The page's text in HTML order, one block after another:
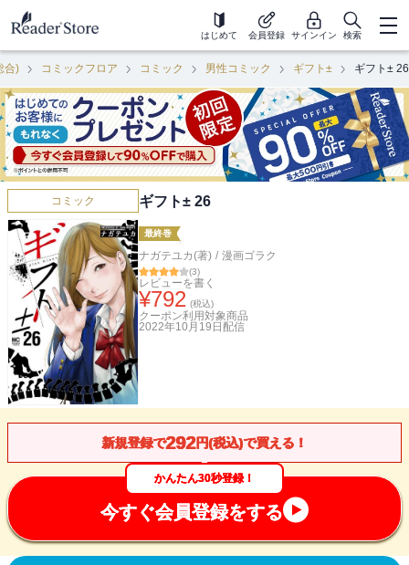
はじめて 会員登録 サインイン 検索
合) コミックフロア コミック 男性コミック ギフト± ギフト± 26
コミック ギフト± 26
最終巻
ナガテユカ(著) / 漫画ゴラク
(3)
レビューを書く
¥792 (税込)
クーポン利用対象商品
2022年10月19日 配信
新規登録で292円(税込)で買える！
かんたん30秒登録！
今すぐ会員登録をする